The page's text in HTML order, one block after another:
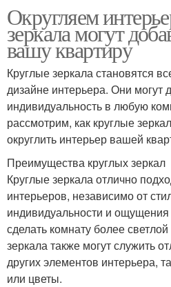
Округляем
зеркала могут
вашу квартиру
Круглые зеркала становятся
дизайне интерьера. Они могут
индивидуальность в любую
рассмотрим, как круглые
округлить интерьер вашей
Преимущества круглых зеркал
Круглые зеркала отлично
интерьеров, независимо от
индивидуальности и ощущения
сделать комнату более
зеркала также могут служить
других элементов интерьера,
или цветы.